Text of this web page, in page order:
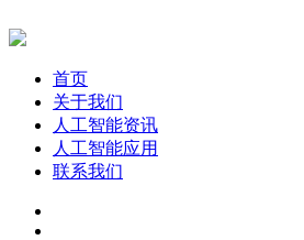
首页
关于我们
人工智能资讯
人工智能应用
联系我们